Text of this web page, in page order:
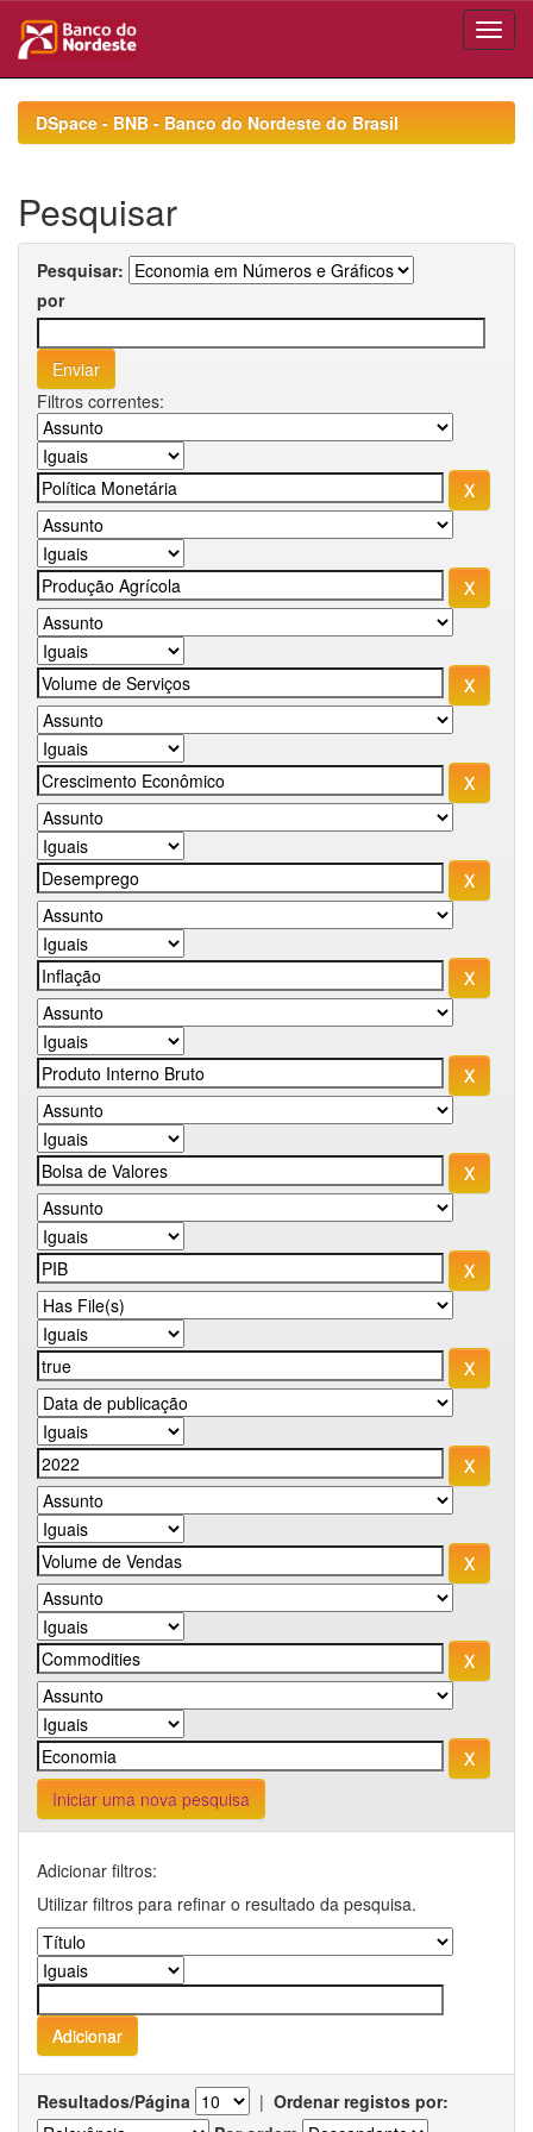
navigationDSpace - BNB - Banco do Nordeste do Brasil
Pesquisar
Pesquisar:
por
Filtros correntes:
Iniciar uma nova pesquisa
Adicionar filtros:
Utilizar filtros para refinar o resultado da pesquisa.
Resultados/Página | Ordenar registos por: